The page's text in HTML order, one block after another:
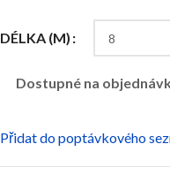
DÉLKA (M)
Dostupné na
Přidat do poptávkového